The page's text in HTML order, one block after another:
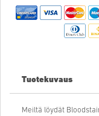
Tuotekuvaus
Meiltä löydät